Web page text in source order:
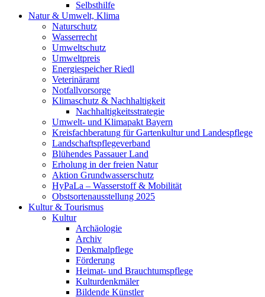
Selbsthilfe
Natur & Umwelt, Klima
Naturschutz
Wasserrecht
Umweltschutz
Umweltpreis
Energiespeicher Riedl
Veterinäramt
Notfallvorsorge
Klimaschutz & Nachhaltigkeit
Nachhaltigkeitsstrategie
Umwelt- und Klimapakt Bayern
Kreisfachberatung für Gartenkultur und Landespflege
Landschaftspflegeverband
Blühendes Passauer Land
Erholung in der freien Natur
Aktion Grundwasserschutz
HyPaLa – Wasserstoff & Mobilität
Obstsortenausstellung 2025
Kultur & Tourismus
Kultur
Archäologie
Archiv
Denkmalpflege
Förderung
Heimat- und Brauchtumspflege
Kulturdenkmäler
Bildende Künstler